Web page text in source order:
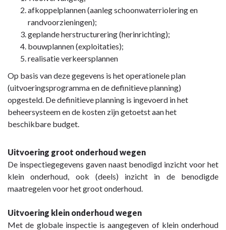
afkoppelplannen (aanleg schoonwaterriolering en
randvoorzieningen);
geplande herstructurering (herinrichting);
bouwplannen (exploitaties);
realisatie verkeersplannen
Op basis van deze gegevens is het operationele plan
(uitvoeringsprogramma en de definitieve planning)
opgesteld. De definitieve planning is ingevoerd in het
beheersysteem en de kosten zijn getoetst aan het
beschikbare budget.
Uitvoering groot onderhoud wegen
De inspectiegegevens gaven naast benodigd inzicht voor het
klein onderhoud, ook (deels) inzicht in de benodigde
maatregelen voor het groot onderhoud.
Uitvoering klein onderhoud wegen
Met de globale inspectie is aangegeven of klein onderhoud